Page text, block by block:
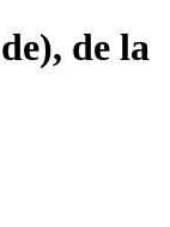
de la